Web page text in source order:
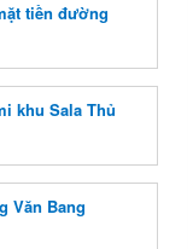
tiền đường
khu Sala Thủ
Văn Bang